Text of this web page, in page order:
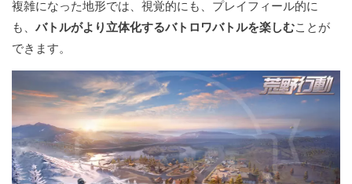
複雑になった地形では、視覚的にも、プレイフィール的に
も、 バトルがより立体化するバトロワバトルを楽しむことが
できます。